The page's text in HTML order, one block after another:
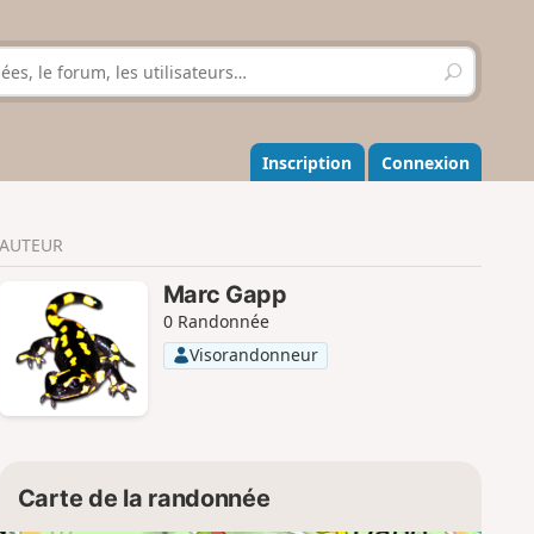
R
e
h
e
r
r
Inscription Connexion
AUTEUR
Marc Gapp
0 Randonnée
Visorandonneur
Carte de la randonnée